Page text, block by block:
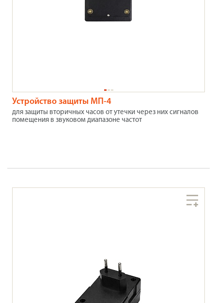
Устройство защиты МП-4
для защиты вторичных часов от утечки через них сигналов
помещения в звуковом диапазоне частот